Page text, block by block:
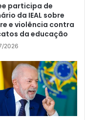
participa de
da IEAL sobre
e violência contra
da educação
2026